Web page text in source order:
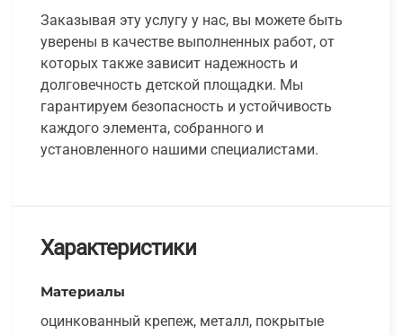
Заказывая эту услугу у нас, вы можете быть
уверены в качестве выполненных работ, от
которых также зависит надежность и
долговечность детской площадки. Мы
гарантируем безопасность и устойчивость
каждого элемента, собранного и
установленного нашими специалистами.
Характеристики
Материалы
оцинкованный крепеж, металл, покрытые